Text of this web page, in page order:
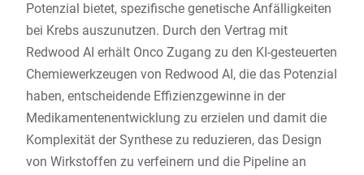
Potenzial bietet, spezifische genetische Anfälligkeiten
bei Krebs auszunutzen. Durch den Vertrag mit
Redwood AI erhält Onco Zugang zu den KI-gesteuerten
Chemiewerkzeugen von Redwood AI, die das Potenzial
haben, entscheidende Effizienzgewinne in der
Medikamentenentwicklung zu erzielen und damit die
Komplexität der Synthese zu reduzieren, das Design
von Wirkstoffen zu verfeinern und die Pipeline an